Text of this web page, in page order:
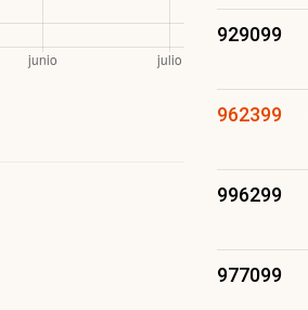
929099
962399
996299
977099